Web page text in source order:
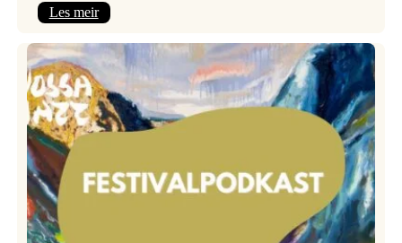
Les meir:
Jazz
x
Kvestad
sideri